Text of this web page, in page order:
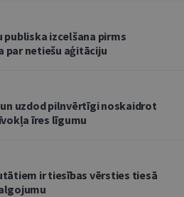
publiska izcelšana pirms
par netiešu aģitāciju
uzdod pilnvērtīgi noskaidrot
īres līgumu
ir tiesības vērsties tiesā